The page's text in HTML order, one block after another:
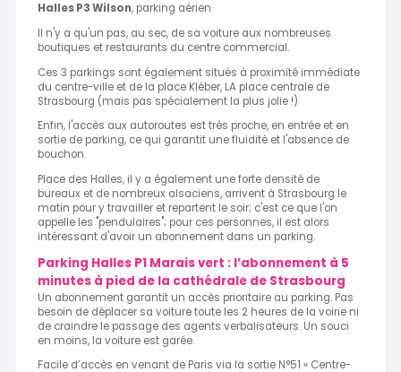
Halles P3 Wilson, parking aérien
Il n'y a qu'un pas, au sec, de sa voiture aux nombreuses
boutiques et restaurants du centre commercial.
Ces 3 parkings sont également situés à proximité immédiate
du centre-ville et de la place Kléber, LA place centrale de
Strasbourg (mais pas spécialement la plus jolie !)
Enfin, l'accès aux autoroutes est très proche, en entrée et en
sortie de parking, ce qui garantit une fluidité et l'absence de
bouchon.
Place des Halles, il y a également une forte densité de
bureaux et de nombreux alsaciens, arrivent à Strasbourg le
matin pour y travailler et repartent le soir; c'est ce que l'on
appelle les "pendulaires"; pour ces personnes, il est alors
intéressant d'avoir un abonnement dans un parking.
Parking Halles P1 Marais vert : l’abonnement à 5
minutes à pied de la cathédrale de Strasbourg
Un abonnement garantit un accès prioritaire au parking. Pas
besoin de déplacer sa voiture toute les 2 heures de la voirie ni
de craindre le passage des agents verbalisateurs. Un souci
en moins, la voiture est garée.
Facile d’accès en venant de Paris via la sortie N°51 « Centre-